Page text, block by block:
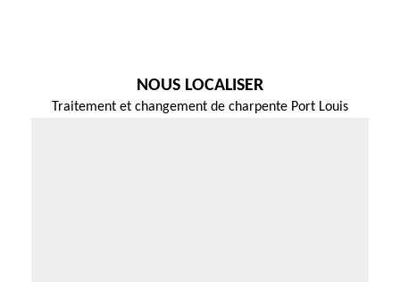
NOUS LOCALISER
Traitement et changement de charpente Port Louis